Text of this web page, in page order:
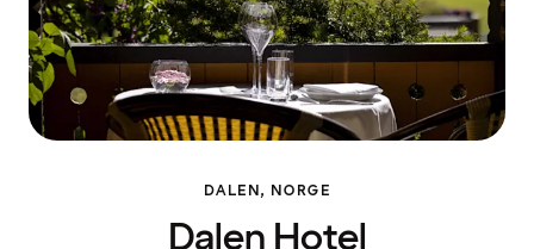
DALEN, NORGE